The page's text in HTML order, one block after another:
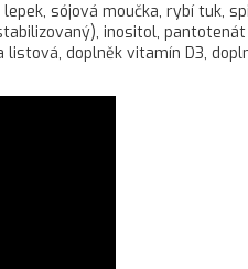
sójová moučka, rybí
inositol,
doplněk vitamín D3,